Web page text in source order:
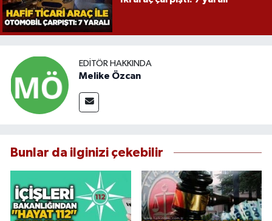
EDITÖR HAKKINDA
Melike Özcan
Bunlar da ilginizi çekebilir